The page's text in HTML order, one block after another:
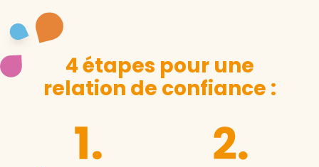
4 étapes pour une
relation de confiance :